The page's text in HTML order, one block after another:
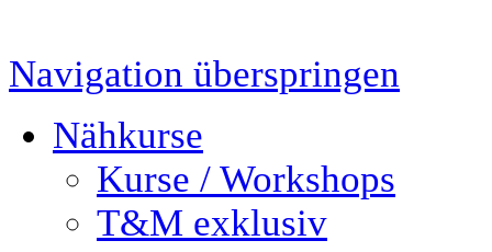
Navigation überspringen
Nähkurse
Kurse / Workshops
T&M exklusiv